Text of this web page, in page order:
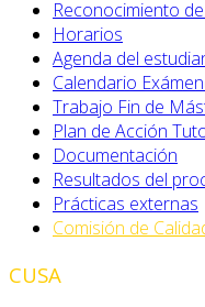
Reconocimiento
Horarios
Agenda del
Calendario
Trabajo Fin de
Plan de Acción
Documentación
Resultados del
Prácticas externas
Comisión de
CUSA